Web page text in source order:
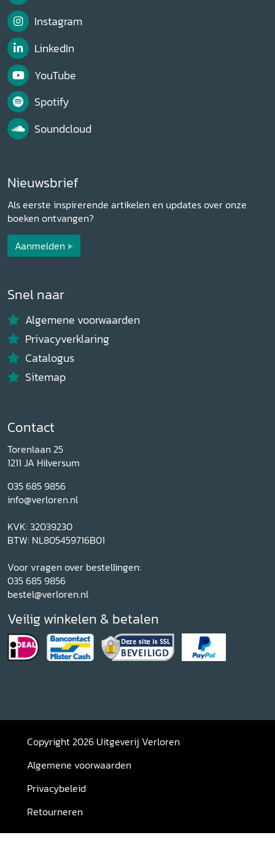
Instagram
LinkedIn
YouTube
Spotify
Soundcloud
Nieuwsbrief
Als eerste inspirerende artikelen en updates over onze
boeken ontvangen?
Aanmelden
Snel naar
Algemene voorwaarden
Privacyverklaring
Catalogus
Sitemap
Contact
Torenlaan 25
1211 JA Hilversum
035 685 9856
info@verloren.nl
KVK: 32039230
BTW: NL805459716B01
Voor vragen over bestellingen:
035 685 9856
bestel@verloren.nl
Veilig winkelen & betalen
Copyright 2026 Uitgeverij Verloren
Algemene voorwaarden
Privacybeleid
Retourneren